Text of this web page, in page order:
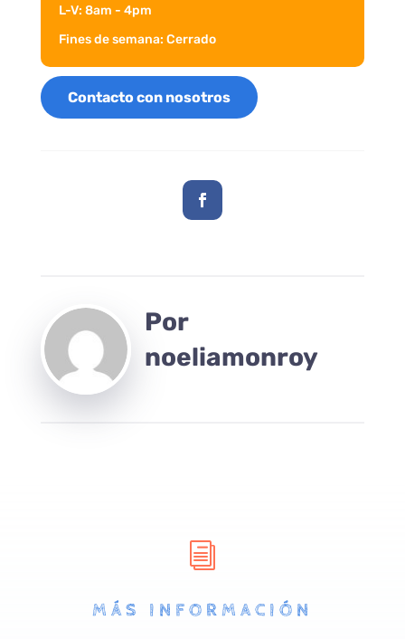
L-V: 8am - 4pm
Fines de semana: Cerrado
Contacto con nosotros
Por
noeliamonroy
i
MÁS INFORMACIÓN